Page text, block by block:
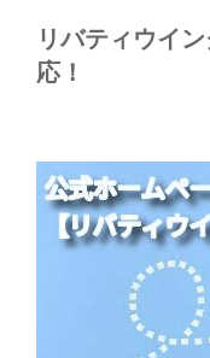
リバティウイ
応！